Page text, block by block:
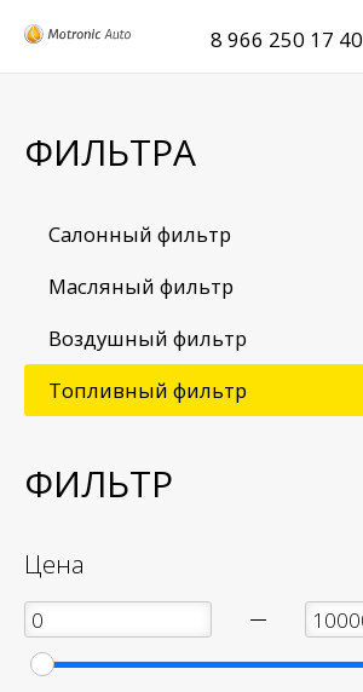
8 966 250 17 40
ФИЛЬТРА
Салонный фильтр
Масляный фильтр
Воздушный фильтр
Топливный фильтр
ФИЛЬТР
Цена
—